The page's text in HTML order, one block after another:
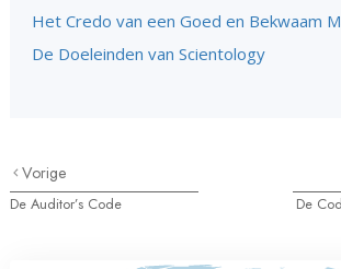
Het Credo van een Goed en Bekwaam
De Doeleinden van Scientology
Vorige
De Auditor’s Code De